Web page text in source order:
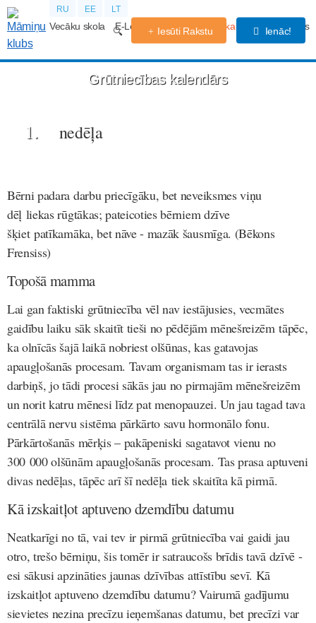
RU EE LT
Vecāku skola E-Lekcijas Grūtniecības kalendārs Forums
Iesūti Rakstu Ienāc!
Grūtniecības kalendārs
1. nedēļa
Bērni padara darbu priecīgāku, bet neveiksmes viņu
dēļ liekas rūgtākas; pateicoties bērniem dzīve
šķiet patīkamāka, bet nāve - mazāk šausmīga. (Bēkons
Frensiss)
Topošā mamma
Lai gan faktiski grūtniecība vēl nav iestājusies, vecmātes
gaidību laiku sāk skaitīt tieši no pēdējām mēnešreizēm tāpēc,
ka olnīcās šajā laikā nobriest olšūnas, kas gatavojas
apaugļošanās procesam. Tavam organismam tas ir ierasts
darbiņš, jo tādi procesi sākās jau no pirmajām mēnešreizēm
un norit katru mēnesi līdz pat menopauzei. Un jau tagad tava
centrālā nervu sistēma pārkārto savu hormonālo fonu.
Pārkārtošanās mērķis – pakāpeniski sagatavot vienu no
300 000 olšūnām apaugļošanās procesam. Tas prasa aptuveni
divas nedēļas, tāpēc arī šī nedēļa tiek skaitīta kā pirmā.
Kā izskaitļot aptuveno dzemdību datumu
Neatkarīgi no tā, vai tev ir pirmā grūtniecība vai gaidi jau
otro, trešo bērniņu, šis tomēr ir satraucošs brīdis tavā dzīvē -
esi sākusi apzināties jaunas dzīvības attīstību sevī. Kā
izskaitļot aptuveno dzemdību datumu? Vairumā gadījumu
sievietes nezina precīzu ieņemšanas datumu, bet precīzi var